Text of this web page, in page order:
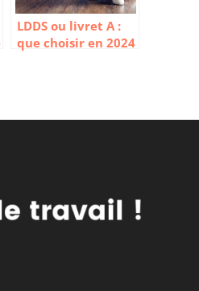
LDDS ou livret A :
que choisir en 2024